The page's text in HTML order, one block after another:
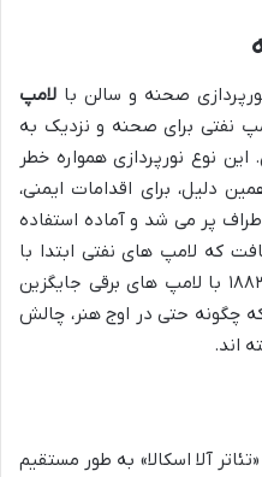
صحنه و سالن با لامپ
می گرفت؛ ۸۴ لامپ نفتی برای صحنه و نزدیک به
این نوع نورپردازی همواره خطر
دلیل، برای اقدامات ایمنی،
اطراف پر می شد و آماده استفاده
که لامپ های نفتی ابتدا با
لامپ های گازی و سپس در سال ۱۸۸۳ با لامپ های برقی جایگزین
چگونه حتی در اوج هنر، چالش
اند.
آلا اسکالا» به طور مستقیم